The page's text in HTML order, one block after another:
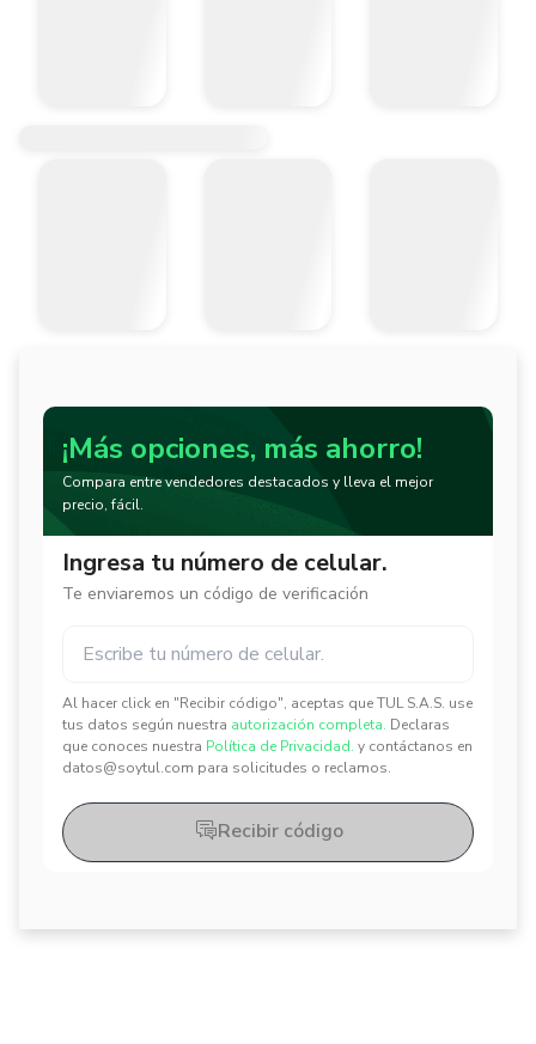
¡Más opciones, más ahorro!
Compara entre vendedores destacados y lleva el mejor
precio, fácil.
Ingresa tu número de celular.
Te enviaremos un código de verificación
Al hacer click en "Recibir código", aceptas que TUL S.A.S. use
tus datos según nuestra autorización completa. Declaras
que conoces nuestra Política de Privacidad. y contáctanos en
datos@soytul.com para solicitudes o reclamos.
✕
✕
Recibir código